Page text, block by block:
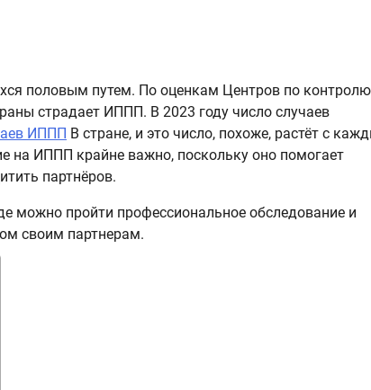
половым путем. По оценкам Центров по
страдает ИППП. В 2023 году число случаев
ИППП В стране, и это число, похоже, растёт с
на ИППП крайне важно, поскольку оно помогает
партнёров.
можно пройти профессиональное обследование и
своим партнерам.